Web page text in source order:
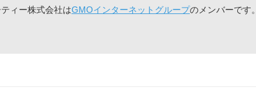
ィー株式会社はGMOインターネットグループのメンバーです。